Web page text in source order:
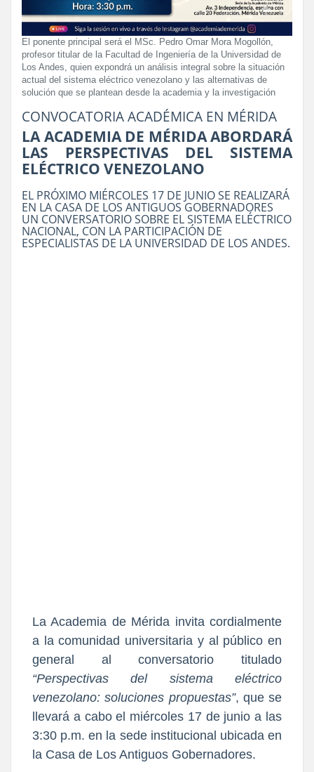
El ponente principal será el MSc. Pedro Omar Mora Mogollón,
profesor titular de la Facultad de Ingeniería de la Universidad de
Los Andes, quien expondrá un análisis integral sobre la situación
actual del sistema eléctrico venezolano y las alternativas de
solución que se plantean desde la academia y la investigación
CONVOCATORIA ACADÉMICA EN MÉRIDA
LA ACADEMIA DE MÉRIDA ABORDARÁ
LAS PERSPECTIVAS DEL SISTEMA
ELÉCTRICO VENEZOLANO
EL PRÓXIMO MIÉRCOLES 17 DE JUNIO SE REALIZARÁ
EN LA CASA DE LOS ANTIGUOS GOBERNADORES
UN CONVERSATORIO SOBRE EL SISTEMA ELÉCTRICO
NACIONAL, CON LA PARTICIPACIÓN DE
ESPECIALISTAS DE LA UNIVERSIDAD DE LOS ANDES.
La Academia de Mérida invita cordialmente
a la comunidad universitaria y al público en
“Perspectivas del sistema eléctrico
venezolano: soluciones propuestas”, que se
llevará a cabo el miércoles 17 de junio a las
3:30 p.m. en la sede institucional ubicada en
la Casa de Los Antiguos Gobernadores.